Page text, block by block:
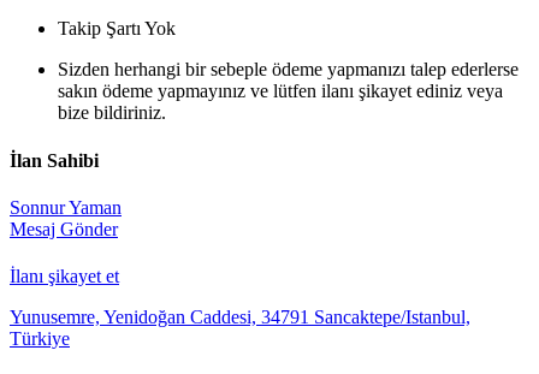
Takip Şartı Yok
Sizden herhangi bir sebeple ödeme yapmanızı talep ederlerse
sakın ödeme yapmayınız ve lütfen ilanı şikayet ediniz veya
bize bildiriniz.
İlan Sahibi
Sonnur Yaman
Mesaj Gönder
İlanı şikayet et
Yunusemre, Yenidoğan Caddesi, 34791 Sancaktepe/Istanbul,
Türkiye